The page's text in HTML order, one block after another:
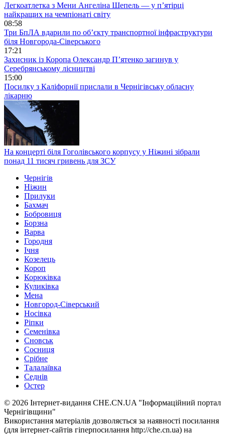
Легкоатлетка з Мени Ангеліна Шепель — у п’ятірці
найкращих на чемпіонаті світу
08:58
Три БпЛА вдарили по об’єкту транспортної інфраструктури
біля Новгорода-Сіверського
17:21
Захисник із Коропа Олександр П’ятенко загинув у
Серебрянському лісництві
15:00
Посилку з Каліфорнії прислали в Чернігівську обласну
лікарню
На концерті біля Гоголівського корпусу у Ніжині зібрали
понад 11 тисяч гривень для ЗСУ
Чернігів
Ніжин
Прилуки
Бахмач
Бобровиця
Борзна
Варва
Городня
Ічня
Козелець
Короп
Корюківка
Куликівка
Мена
Новгород-Сіверський
Носівка
Ріпки
Семенівка
Сновськ
Сосниця
Срібне
Талалаївка
Седнів
Остер
© 2026 Інтернет-видання CHE.CN.UA "Інформаційний портал
Чернiгiвщини"
Використання матеріалів дозволяється за наявності посилання
(для інтернет-сайтів гіперпосилання http://che.cn.ua) на